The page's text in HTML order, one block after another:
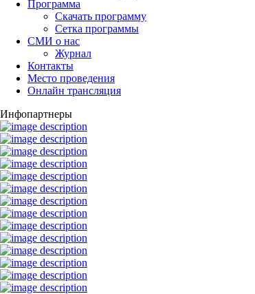
Программа
Скачать программу
Сетка программы
СМИ о нас
Журнал
Контакты
Место проведения
Онлайн трансляция
Инфопартнеры